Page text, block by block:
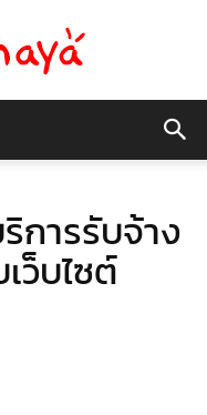
การรับจ้าง
ว็บไซต์